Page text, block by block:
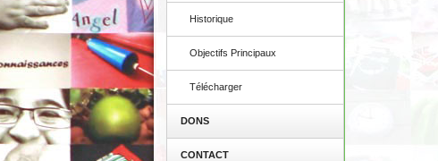
Historique
Objectifs Principaux
Télécharger
DONS
CONTACT